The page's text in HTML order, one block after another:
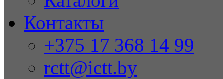
Контакты
+375 17 368 14 99
rctt@ictt.by